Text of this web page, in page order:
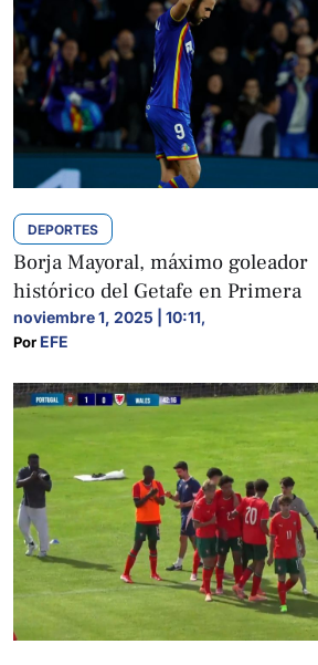
DEPORTES
Borja Mayoral, máximo goleador
histórico del Getafe en Primera
noviembre 1, 2025 | 10:11,
Por EFE